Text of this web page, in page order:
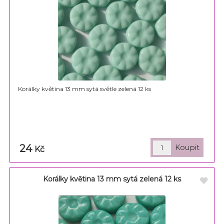
Korálky květina 13 mm sytá světle zelená 12 ks
24 Kč
Korálky květina 13 mm sytá zelená 12 ks